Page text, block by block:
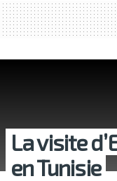
La visite
en Tunisie